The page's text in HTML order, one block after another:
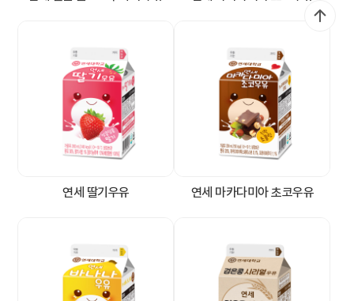
관
인
채
용
SHOP
연세 딸기우유 연세 마카다미아 초코우유